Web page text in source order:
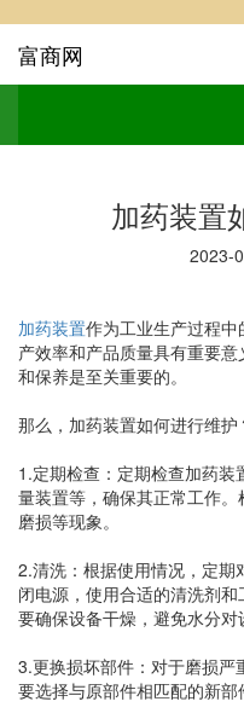
富商网
加药装置
2023-
加药装置作为工业生产过程
产效率和产品质量具有重要
和保养是至关重要的。
那么，加药装置如何进行维护
1.定期检查：定期检查加药
量装置等，确保其正常工作。
磨损等现象。
2.清洗：根据使用情况，定
闭电源，使用合适的清洗剂
要确保设备干燥，避免水分对
3.更换损坏部件：对于磨损
要选择与原部件相匹配的新部